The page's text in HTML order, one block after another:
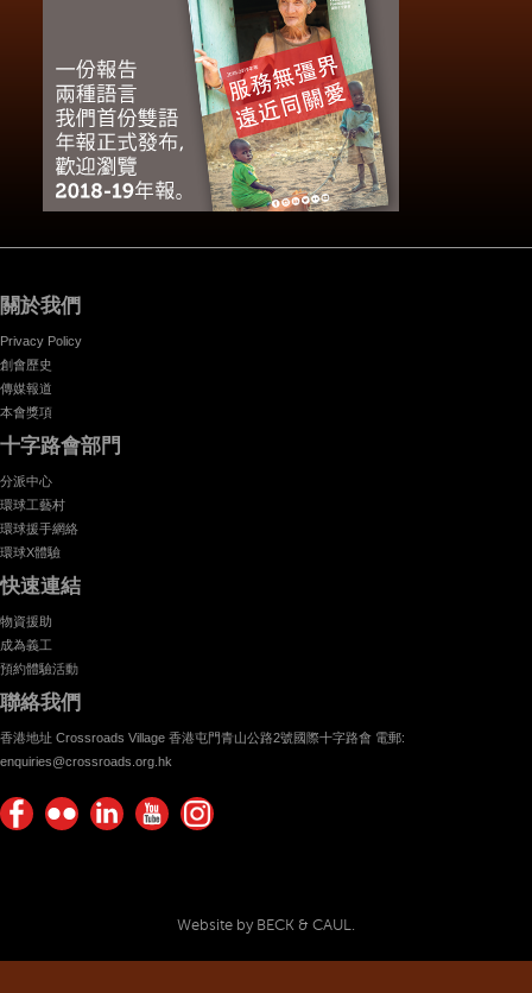
關於我們
Privacy Policy
創會歷史
傳媒報道
本會獎項
十字路會部門
分派中心
環球工藝村
環球援手網絡
環球X體驗
快速連結
物資援助
成為義工
預約體驗活動
聯絡我們
香港地址 Crossroads Village 香港屯門青山公路2號國際十字路會 電郵:
enquiries@crossroads.org.hk
Website by BECK & CAUL.